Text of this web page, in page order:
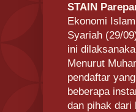
STAIN
Ekonomi
Syariah (29/
ini
Menurut
pendaftar
beberapa
dan pihak dari